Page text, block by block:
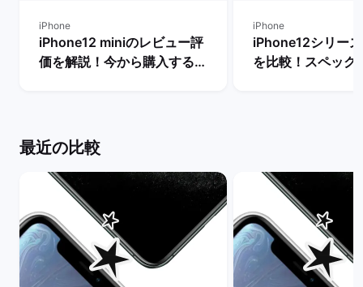
iPhone
iPhone12 miniのレビュー評
価を解説！今から購入するメ
iPhone
iPhone12シリー
を比較！スペック
最近の比較